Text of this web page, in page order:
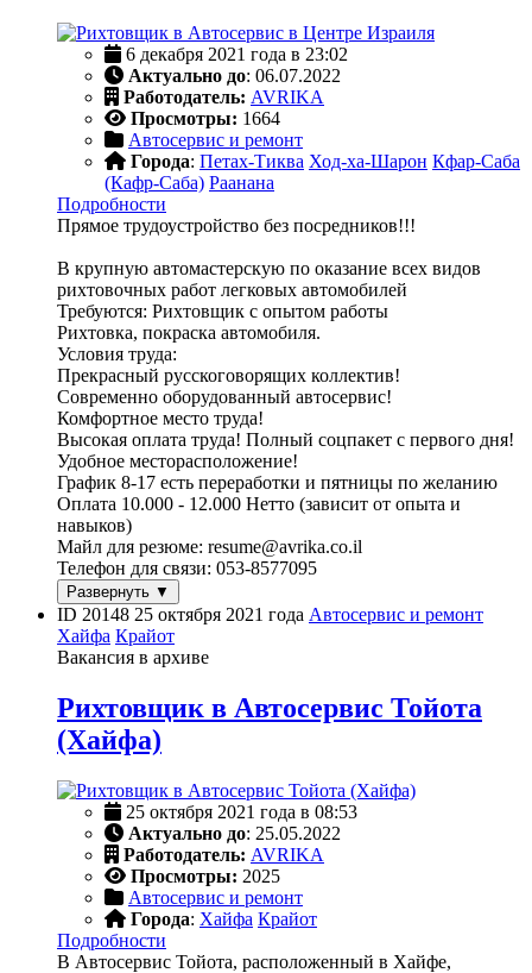
6 декабря 2021 года в 23:02
Актуально до: 06.07.2022
Работодатель: AVRIKA
Просмотры: 1664
Автосервис и ремонт
Города: Петах-Тиква Ход-ха-Шарон Кфар-Саба
(Кафр-Саба) Раанана
Подробности
Прямое трудоустройство без посредников!!!
В крупную автомастерскую по оказание всех видов
рихтовочных работ легковых автомобилей
Требуются: Рихтовщик с опытом работы
Рихтовка, покраска автомобиля.
Условия труда:
Прекрасный русскоговорящих коллектив!
Современно оборудованный автосервис!
Комфортное место труда!
Высокая оплата труда! Полный соцпакет с первого дня!
Удобное месторасположение!
График 8-17 есть переработки и пятницы по желанию
Оплата 10.000 - 12.000 Нетто (зависит от опыта и
навыков)
Майл для резюме: resume@avrika.co.il
Телефон для связи: 053-8577095
Развернуть ▼
ID 20148 25 октября 2021 года Автосервис и ремонт
Хайфа Крайот
Вакансия в архиве
Рихтовщик в Автосервис Тойота
(Хайфа)
25 октября 2021 года в 08:53
Актуально до: 25.05.2022
Работодатель: AVRIKA
Просмотры: 2025
Автосервис и ремонт
Города: Хайфа Крайот
Подробности
В Автосервис Тойота, расположенный в Хайфе,